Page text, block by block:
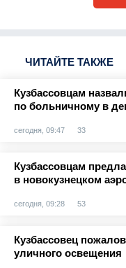
ЧИТАЙТЕ ТАКЖЕ
Кузбассовцам
по больничному в
сегодня, 09:47 33
Кузбассовцам
в новокузнецком
сегодня, 09:28 53
Кузбассовец
уличного освещения